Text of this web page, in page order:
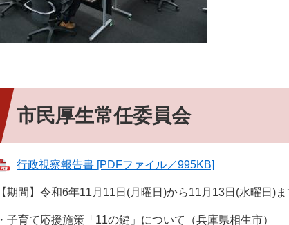
市民厚生常任委員会
行政視察報告書 [PDFファイル／995KB]
【期間】令和6年11月11日(月曜日)から11月13日(水曜日)
・子育て応援施策「11の鍵」について（兵庫県相生市）